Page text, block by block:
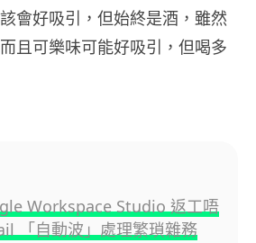
會好吸引，但始終是酒，雖然
且可樂味可能好吸引，但喝多
Workspace Studio 返工唔
「自動波」處理繁瑣雜務